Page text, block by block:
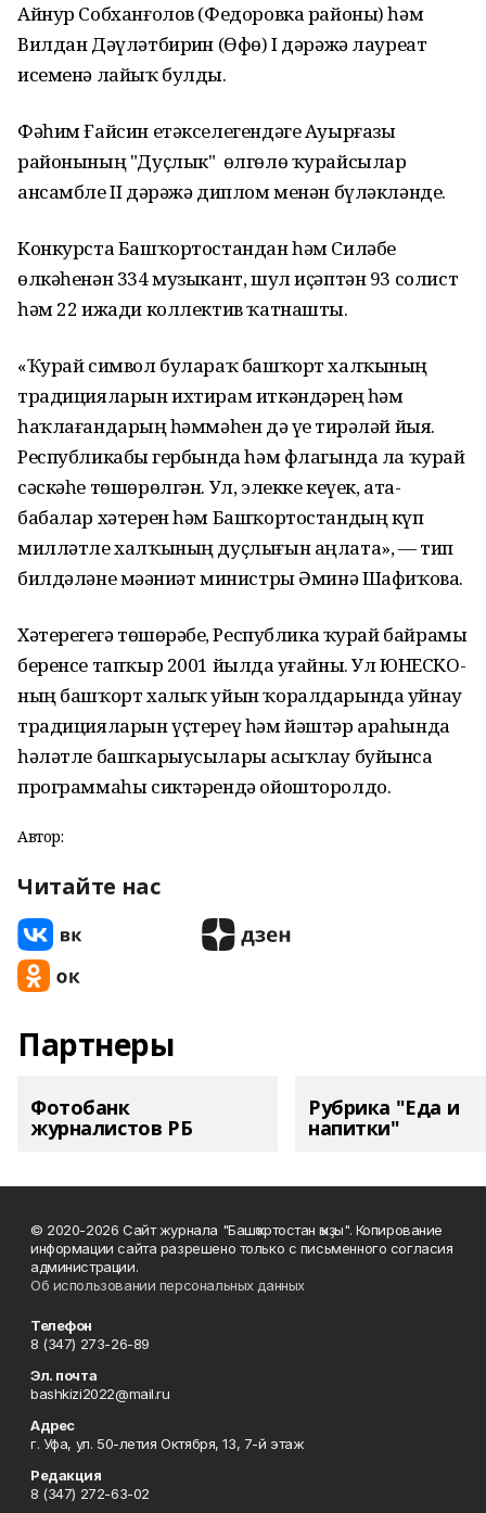
Айнур Собханғолов (Федоровка районы) һәм
Вилдан Дәүләтбирҙин (Өфө) I дәрәжә лауреат
исеменә лайыҡ булды.
Фәһим Ғайсин етәкселегендәге Ауырғазы
районының "Дуҫлык" өлгөлө ҡурайсылар
ансамбле II дәрәжә диплом менән бүләкләнде.
Конкурста Башҡортостандан һәм Силәбе
өлкәһенән 334 музыкант, шул иҫәптән 93 солист
һәм 22 ижади коллектив ҡатнашты.
«Ҡурай символ булараҡ башҡорт халҡының
традицияларын ихтирам иткәндәрҙең һәм
һаҡлағандарҙың һәммәһен дә үҙе тирәләй йыя.
Республикабыҙ гербында һәм флагында ла ҡурай
сәскәһе төшөрөлгән. Ул, элекке кеүек, ата-
бабалар хәтерен һәм Башҡортостандың күп
милләтле халҡының дуҫлығын аңлата», — тип
билдәләне мәҙәниәт министры Әминә Шафиҡова.
Хәтерегеҙгә төшөрәбеҙ, Республика ҡурай байрамы
беренсе тапҡыр 2001 йылда уҙғайны. Ул ЮНЕСКО-
ның башҡорт халыҡ уйын ҡоралдарында уйнау
традицияларын үҫтереү һәм йәштәр араһында
һәләтле башҡарыусыларҙы асыҡлау буйынса
программаһы сиктәрендә ойошторолдо.
Автор:
Читайте нас
Партнеры
Фотобанк
журналистов РБ
Рубрика "Еда и
напитки"
© 2020-2026 Сайт журнала "Башҡортостан ҡыҙы". Копирование
информации сайта разрешено только с письменного согласия
администрации.
Об использовании персональных данных
Телефон
8 (347) 273-26-89
Эл. почта
bashkizi2022@mail.ru
Адрес
г. Уфа, ул. 50-летия Октября, 13, 7-й этаж
Редакция
8 (347) 272-63-02